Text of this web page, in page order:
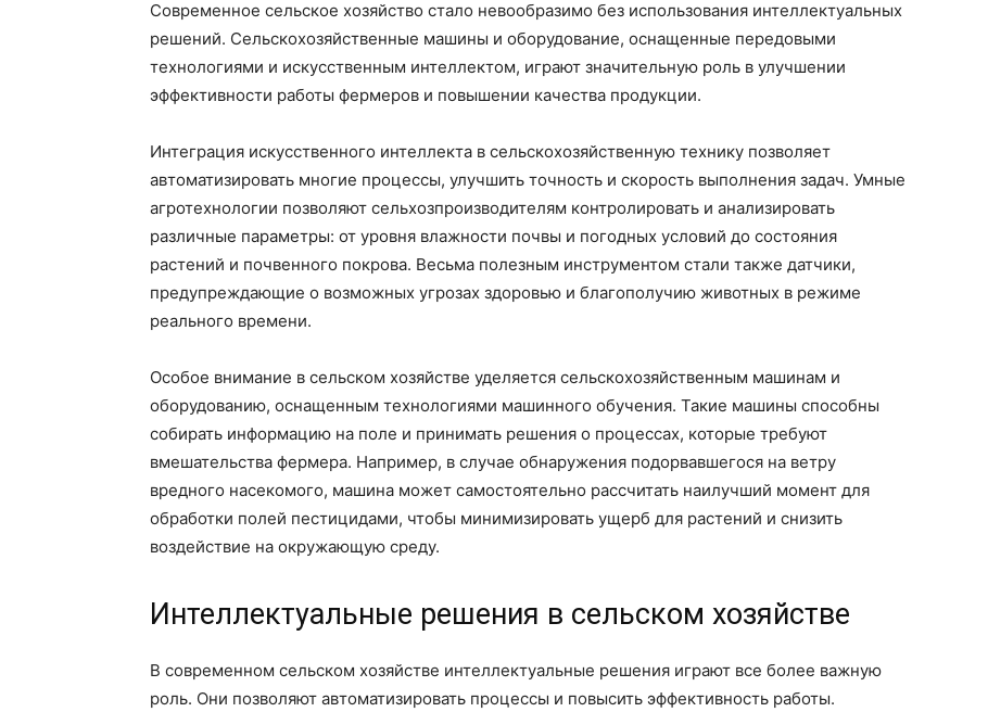
Современное сельское хозяйство стало невообразимо без использования интеллектуальных
решений. Сельскохозяйственные машины и оборудование, оснащенные передовыми
технологиями и искусственным интеллектом, играют значительную роль в улучшении
эффективности работы фермеров и повышении качества продукции.
Интеграция искусственного интеллекта в сельскохозяйственную технику позволяет
автоматизировать многие процессы, улучшить точность и скорость выполнения задач. Умные
агротехнологии позволяют сельхозпроизводителям контролировать и анализировать
различные параметры: от уровня влажности почвы и погодных условий до состояния
растений и почвенного покрова. Весьма полезным инструментом стали также датчики,
предупреждающие о возможных угрозах здоровью и благополучию животных в режиме
реального времени.
Особое внимание в сельском хозяйстве уделяется сельскохозяйственным машинам и
оборудованию, оснащенным технологиями машинного обучения. Такие машины способны
собирать информацию на поле и принимать решения о процессах, которые требуют
вмешательства фермера. Например, в случае обнаружения подорвавшегося на ветру
вредного насекомого, машина может самостоятельно рассчитать наилучший момент для
обработки полей пестицидами, чтобы минимизировать ущерб для растений и снизить
воздействие на окружающую среду.
Интеллектуальные решения в сельском хозяйстве
В современном сельском хозяйстве интеллектуальные решения играют все более важную
роль. Они позволяют автоматизировать процессы и повысить эффективность работы.